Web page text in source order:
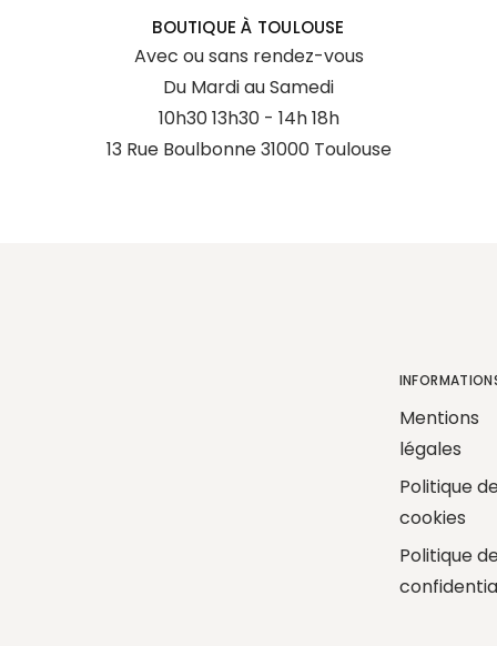
BOUTIQUE À TOULOUSE
Avec ou sans rendez-vous
Du Mardi au Samedi
10h30 13h30 - 14h 18h
13 Rue Boulbonne 31000 Toulouse
Mentions
légales
Politique
cookies
Politique